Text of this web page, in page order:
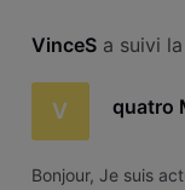
VinceS a suivi
V quatro
Bonjour, Je suis